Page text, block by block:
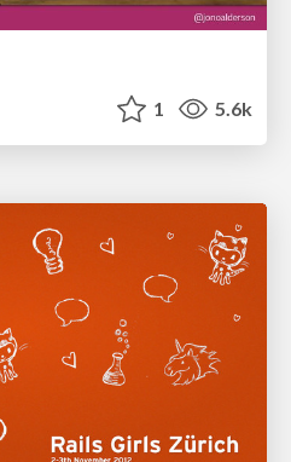
1 5.6k